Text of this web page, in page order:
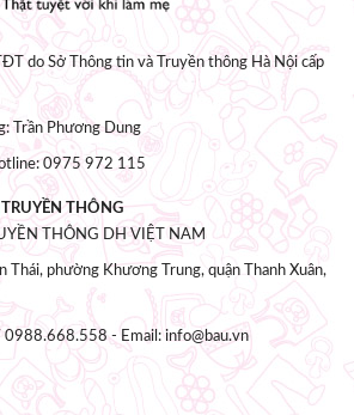
do Sở Thông tin và Truyền thông Hà Nội cấp
Trần Phương Dung
0975 972 115
THÔNG
THÔNG DH VIỆT NAM
Thái, phường Khương Trung, quận Thanh Xuân,
- Email: info@bau.vn